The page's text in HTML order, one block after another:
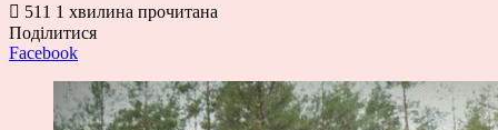
511 1 хвилина прочитана
Поділитися
Facebook